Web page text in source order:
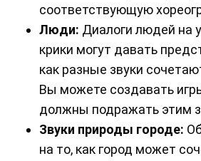
соответствующую
Люди: Диалоги людей на
крики могут давать
как разные звуки
Вы можете создавать
должны подражать этим
Звуки природы городе:
на то, как город может